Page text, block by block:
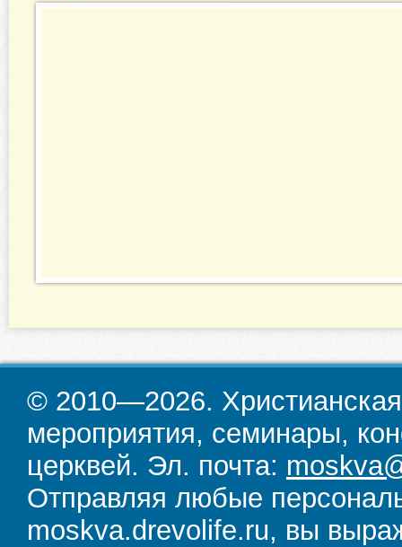
© 2010—2026.
мероприятия, семинары,
церквей. Эл. почта:
Отправляя любые
moskva.drevolife.ru, вы